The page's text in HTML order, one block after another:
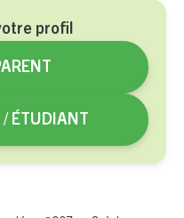
profil
/ ÉTUDIANT